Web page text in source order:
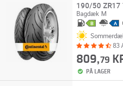
190/50 ZR17
Bagdæk M
B A
83
809,79
PÅ LAGER